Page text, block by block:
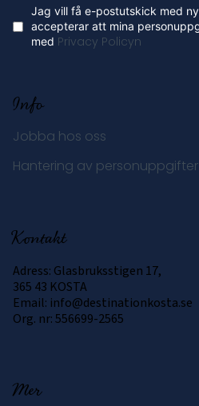
Jag vill få e-postutskick med
accepterar att mina
med Privacy Policyn
Info
Jobba hos oss
Hantering av personuppgifter
Kontakt
Adress: Glasbruksstigen 17,
365 43 KOSTA
Email: info@destinationkosta.se
Org. nr: 556699-2565
Mer